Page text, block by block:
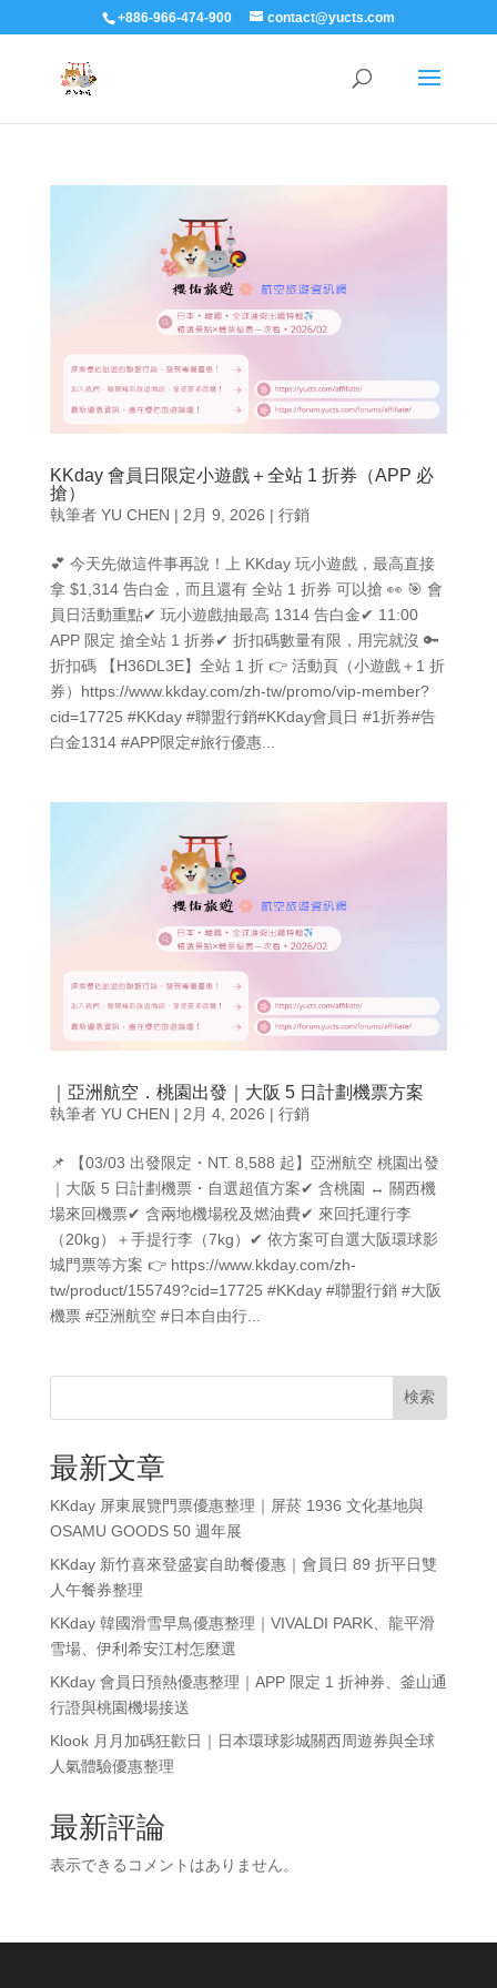
+886-966-474-900 contact@yucts.com
KKday 會員日限定小遊戲＋全站 1 折券（APP 必
搶）
執筆者 YU CHEN | 2月 9, 2026 | 行銷
💕 今天先做這件事再說！上 KKday 玩小遊戲，最高直接
拿 $1,314 告白金，而且還有 全站 1 折券 可以搶 👀 🎯 會
員日活動重點✔ 玩小遊戲抽最高 1314 告白金✔ 11:00
APP 限定 搶全站 1 折券✔ 折扣碼數量有限，用完就沒 🔑
折扣碼 【H36DL3E】全站 1 折 👉 活動頁（小遊戲＋1 折
券）https://www.kkday.com/zh-tw/promo/vip-member?
cid=17725 #KKday #聯盟行銷#KKday會員日 #1折券#告
白金1314 #APP限定#旅行優惠...
｜亞洲航空．桃園出發｜大阪 5 日計劃機票方案
執筆者 YU CHEN | 2月 4, 2026 | 行銷
📌 【03/03 出發限定・NT. 8,588 起】亞洲航空 桃園出發
｜大阪 5 日計劃機票・自選超值方案✔ 含桃園 ↔ 關西機
場來回機票✔ 含兩地機場稅及燃油費✔ 來回托運行李
（20kg）＋手提行李（7kg）✔ 依方案可自選大阪環球影
城門票等方案 👉 https://www.kkday.com/zh-
tw/product/155749?cid=17725 #KKday #聯盟行銷 #大阪
機票 #亞洲航空 #日本自由行...
検索
最新文章
KKday 屏東展覽門票優惠整理｜屏菸 1936 文化基地與
OSAMU GOODS 50 週年展
KKday 新竹喜來登盛宴自助餐優惠｜會員日 89 折平日雙
人午餐券整理
KKday 韓國滑雪早鳥優惠整理｜VIVALDI PARK、龍平滑
雪場、伊利希安江村怎麼選
KKday 會員日預熱優惠整理｜APP 限定 1 折神券、釜山通
行證與桃園機場接送
Klook 月月加碼狂歡日｜日本環球影城關西周遊券與全球
人氣體驗優惠整理
最新評論
表示できるコメントはありません。